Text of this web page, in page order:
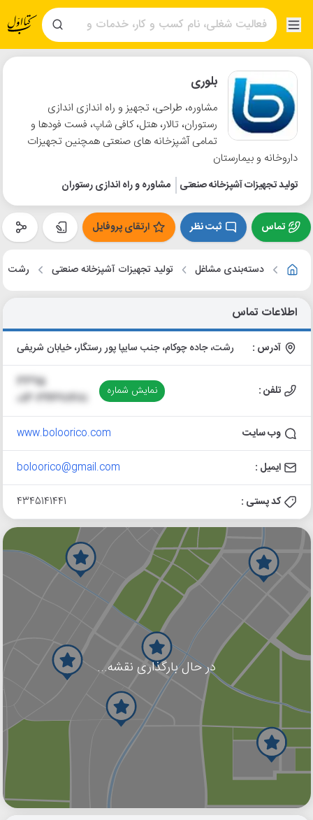
بلوری
مشاوره، طراحی، تجهیز و راه اندازی اندازی
رستوران، تالار، هتل، کافی شاپ، فست فودها و
تمامی آشپزخانه های صنعتی همچنین تجهیزات
داروخانه و بیمارستان
تولید تجهیزات آشپزخانه صنعتی مشاوره و راه اندازی رستوران
تماس ثبت نظر ارتقای پروفایل
دسته‌بندی مشاغل تولید تجهیزات آشپزخانه صنعتی رشت
اطلاعات تماس
آدرس : رشت، جاده چوکام، جنب سایپا پور رستگار، خیابان شریفی
تلفن : نمایش شماره
3395
013-34497481
وب سایت www.boloorico.com
ایمیل : boloorico@gmail.com
کد پستی : 4345141441
در حال بارگذاری نقشه...
گوگل